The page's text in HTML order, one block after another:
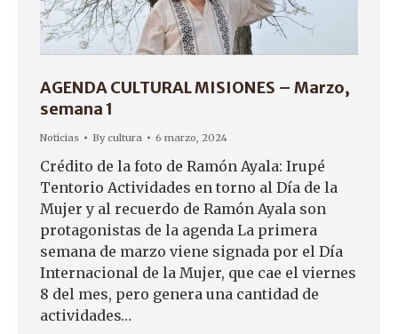
AGENDA CULTURAL MISIONES – Marzo,
semana 1
Noticias Bycultura 6 marzo, 2024
Crédito de la foto de Ramón Ayala: Irupé
Tentorio Actividades en torno al Día de la
Mujer y al recuerdo de Ramón Ayala son
protagonistas de la agenda La primera
semana de marzo viene signada por el Día
Internacional de la Mujer, que cae el viernes
8 del mes, pero genera una cantidad de
actividades…